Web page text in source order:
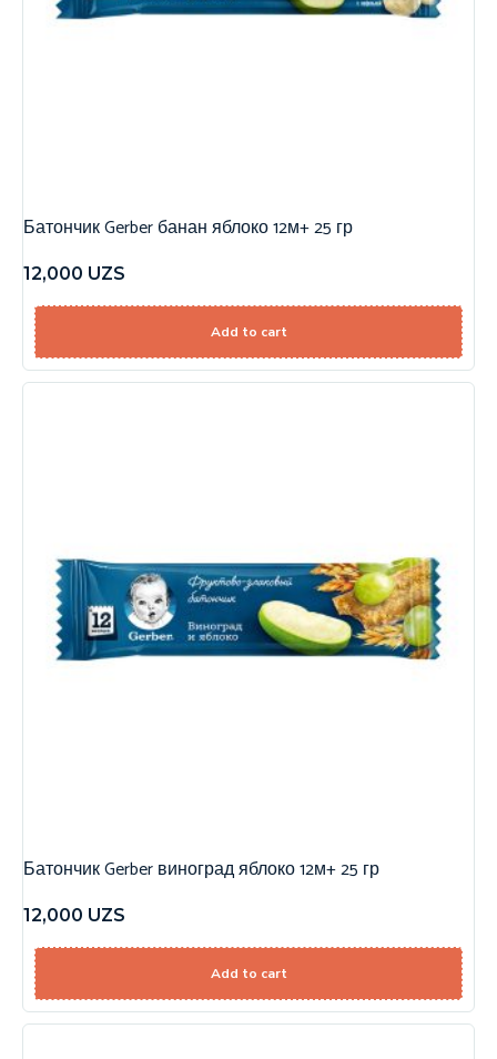
Батончик Gerber банан яблоко 12м+ 25 гр
12,000 UZS
Add to cart
Батончик Gerber виноград яблоко 12м+ 25 гр
12,000 UZS
Add to cart